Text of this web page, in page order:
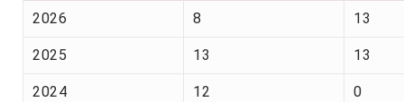
2026 8 13
2025 13 13
2024 12 0